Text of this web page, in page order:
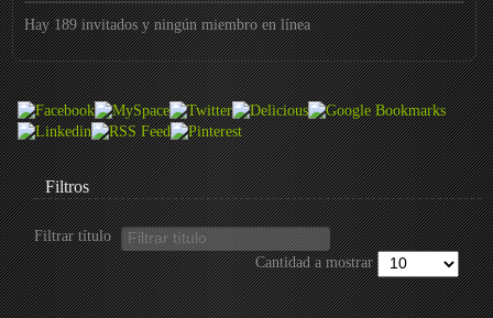
Hay 189 invitados y ningún miembro en línea
Filtros
Filtrar título
Cantidad a mostrar